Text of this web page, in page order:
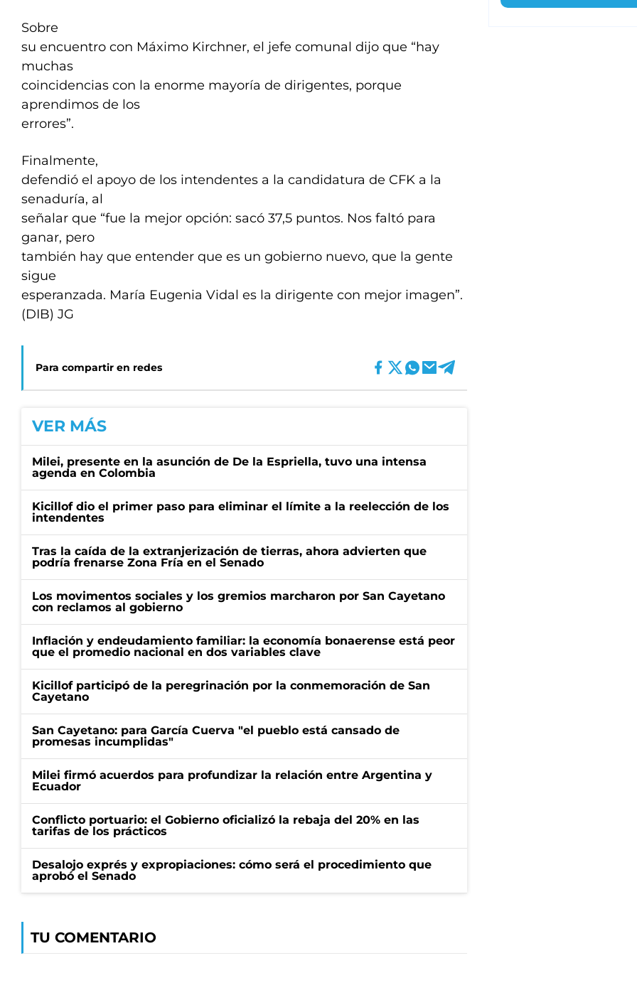
Sobre
su encuentro con Máximo Kirchner, el jefe comunal dijo que “hay
muchas
coincidencias con la enorme mayoría de dirigentes, porque
aprendimos de los
errores”.
Finalmente,
defendió el apoyo de los intendentes a la candidatura de CFK a la
senaduría, al
señalar que “fue la mejor opción: sacó 37,5 puntos. Nos faltó para
ganar, pero
también hay que entender que es un gobierno nuevo, que la gente
sigue
esperanzada. María Eugenia Vidal es la dirigente con mejor imagen”.
(DIB) JG
Para compartir en redes
VER MÁS
Milei, presente en la asunción de De la Espriella, tuvo una intensa
agenda en Colombia
Kicillof dio el primer paso para eliminar el límite a la reelección de los
intendentes
Tras la caída de la extranjerización de tierras, ahora advierten que
podría frenarse Zona Fría en el Senado
Los movimentos sociales y los gremios marcharon por San Cayetano
con reclamos al gobierno
Inflación y endeudamiento familiar: la economía bonaerense está peor
que el promedio nacional en dos variables clave
Kicillof participó de la peregrinación por la conmemoración de San
Cayetano
San Cayetano: para García Cuerva "el pueblo está cansado de
promesas incumplidas"
Milei firmó acuerdos para profundizar la relación entre Argentina y
Ecuador
Conflicto portuario: el Gobierno oficializó la rebaja del 20% en las
tarifas de los prácticos
Desalojo exprés y expropiaciones: cómo será el procedimiento que
aprobó el Senado
TU COMENTARIO